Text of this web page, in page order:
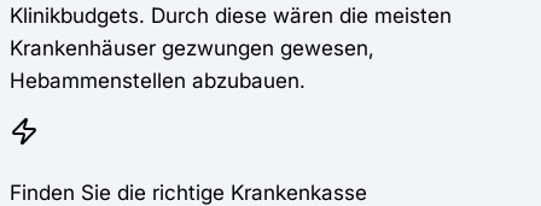
Klinikbudgets. Durch diese wären die meisten
Krankenhäuser gezwungen gewesen,
Hebammenstellen abzubauen.
Finden Sie die richtige Krankenkasse